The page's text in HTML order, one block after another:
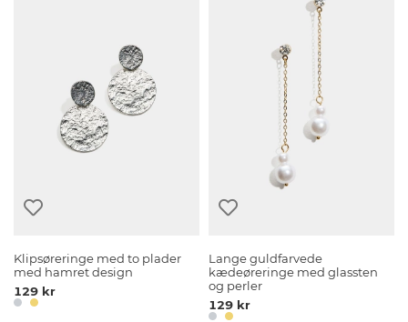
Klipsøreringe med to plader
med hamret design
129 kr
Lange guldfarvede
kædeøreringe med glassten
og perler
129 kr